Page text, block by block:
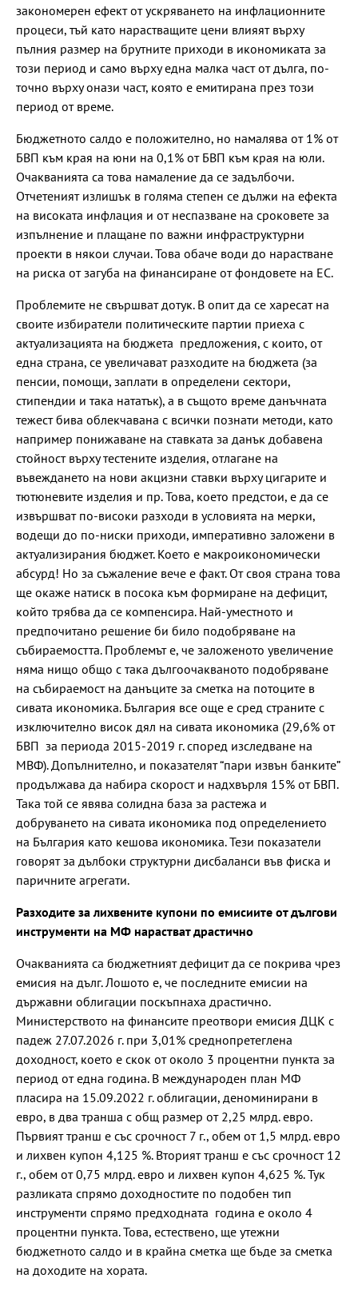
закономерен ефект от ускряването на инфлационните
процеси, тъй като нарастващите цени влияят върху
пълния размер на брутните приходи в икономиката за
този период и само върху една малка част от дълга, по-
точно върху онази част, която е емитирана през този
период от време.
Бюджетното салдо е положително, но намалява от 1% от
БВП към края на юни на 0,1% от БВП към края на юли.
Очакванията са това намаление да се задълбочи.
Отчетеният излишък в голяма степен се дължи на ефекта
на високата инфлация и от неспазване на сроковете за
изпълнение и плащане по важни инфраструктурни
проекти в някои случаи. Това обаче води до нарастване
на риска от загуба на финансиране от фондовете на ЕС.
Проблемите не свършват дотук. В опит да се харесат на
своите избиратели политическите партии приеха с
актуализацията на бюджета предложения, с които, от
една страна, се увеличават разходите на бюджета (за
пенсии, помощи, заплати в определени сектори,
стипендии и така нататък), а в същото време данъчната
тежест бива облекчавана с всички познати методи, като
например понижаване на ставката за данък добавена
стойност върху тестените изделия, отлагане на
въвеждането на нови акцизни ставки върху цигарите и
тютюневите изделия и пр. Това, което предстои, е да се
извършват по-високи разходи в условията на мерки,
водещи до по-ниски приходи, императивно заложени в
актуализирания бюджет. Което е макроикономически
абсурд! Но за съжаление вече е факт. От своя страна това
ще окаже натиск в посока към формиране на дефицит,
който трябва да се компенсира. Най-уместното и
предпочитано решение би било подобряване на
събираемостта. Проблемът е, че заложеното увеличение
няма нищо общо с така дългоочакваното подобряване
на събираемост на данъците за сметка на потоците в
сивата икономика. България все още е сред страните с
изключително висок дял на сивата икономика (29,6% от
БВП за периода 2015-2019 г. според изследване на
МВФ). Допълнително, и показателят “пари извън банките”
продължава да набира скорост и надхвърля 15% от БВП.
Така той се явява солидна база за растежа и
добруването на сивата икономика под определението
на България като кешова икономика. Тези показатели
говорят за дълбоки структурни дисбаланси във фиска и
паричните агрегати.
Разходите за лихвените купони по емисиите от дългови
инструменти на МФ нарастват драстично
Очакванията са бюджетният дефицит да се покрива чрез
емисия на дълг. Лошото е, че последните емисии на
държавни облигации поскъпнаха драстично.
Министерството на финансите преотвори емисия ДЦК с
падеж 27.07.2026 г. при 3,01% среднопретеглена
доходност, което е скок от около 3 процентни пункта за
период от една година. В международен план МФ
пласира на 15.09.2022 г. облигации, деноминирани в
евро, в два транша с общ размер от 2,25 млрд. евро.
Първият транш е със срочност 7 г., обем от 1,5 млрд. евро
и лихвен купон 4,125 %. Вторият транш е със срочност 12
г., обем от 0,75 млрд. евро и лихвен купон 4,625 %. Тук
разликата спрямо доходностите по подобен тип
инструменти спрямо предходната година е около 4
процентни пункта. Това, естествено, ще утежни
бюджетното салдо и в крайна сметка ще бъде за сметка
на доходите на хората.